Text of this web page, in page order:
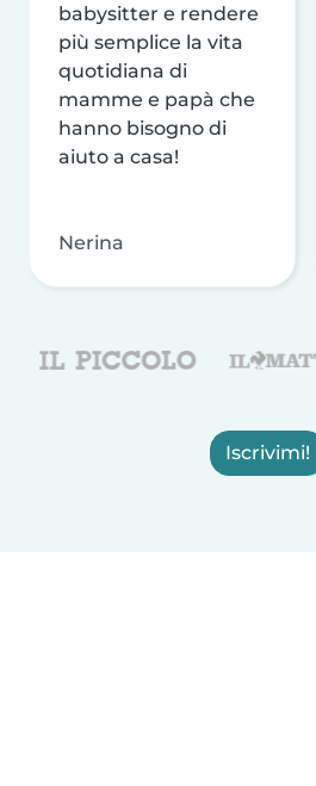
babysitter e rendere
più semplice la vita
quotidiana di
mamme e papà che
hanno bisogno di
aiuto a casa!
Nerina
Iscrivimi!